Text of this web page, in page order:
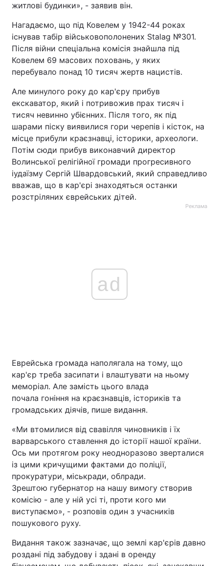
житлові будинки», - заявив він.
Нагадаємо, що під Ковелем у 1942-44 роках
існував табір військовополонених Stalag №301.
Після війни спеціальна комісія знайшла під
Ковелем 69 масових поховань, у яких
перебувало понад 10 тисяч жертв нацистів.
Але минулого року до кар'єру прибув
екскаватор, який і потривожив прах тисяч і
тисяч невинно убієнних. Після того, як під
шарами піску виявилися гори черепів і кісток, на
місце прибули краєзнавці, історики, археологи.
Потім сюди прибув виконавчий директор
Волинської релігійної громади прогресивного
іудаїзму Сергій Швардовський, який справедливо
вважав, що в кар'єрі знаходяться останки
розстріляних єврейських дітей.
Реклама
ad
Еврейська громада наполягала на тому, що
кар'єр треба засипати і влаштувати на ньому
меморіал. Але замість цього влада
почала гоніння на краєзнавців, істориків та
громадських діячів, пише видання.
«Ми втомилися від свавілля чиновників і їх
варварського ставлення до історії нашої країни.
Ось ми протягом року неодноразово зверталися
із цими кричущими фактами до поліції,
прокуратури, міськради, облради.
Зрештою губернатор на нашу вимогу створив
комісію - але у ній усі ті, проти кого ми
виступаємо», - розповів один з учасників
пошукового руху.
Видання також зазначає, що землі кар'єрів давно
роздані під забудову і здані в оренду